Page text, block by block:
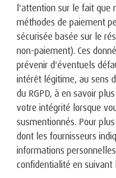
l'attention sur le fait que
méthodes de paiement
sécurisée basée sur le
non-paiement). Ces
prévenir d'éventuels
intérêt légitime, au sens
du RGPD, à en savoir
votre intégrité lorsque
susmentionnés. Pour
dont les fournisseurs
informations
confidentialité en